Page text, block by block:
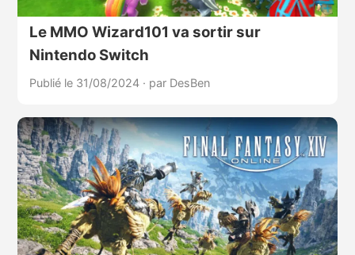
Le MMO Wizard101 va sortir sur
Nintendo Switch
Publié le 31/08/2024 · par DesBen